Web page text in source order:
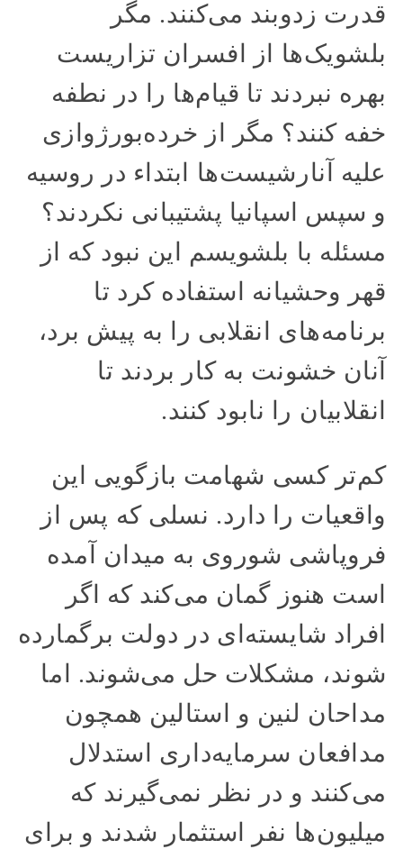
قدرت زدوبند می‌کنند. مگر
بلشویک‌ها از افسران تزاریست
بهره نبردند تا قیام‌ها را در نطفه
خفه کنند؟ مگر از خرده‌بورژوازی
علیه آنارشیست‌ها ابتداء در روسیه
و سپس اسپانیا پشتیبانی نکردند؟
مسئله با بلشویسم این نبود که از
قهر وحشیانه استفاده کرد تا
برنامه‌های انقلابی را به پیش برد،
آنان خشونت به کار بردند تا
انقلابیان را نابود کنند.
کم‌تر کسی شهامت بازگویی این
واقعیات را دارد. نسلی که پس از
فروپاشی شوروی به میدان آمده
است هنوز گمان می‌کند که اگر
افراد شایسته‌ای در دولت برگمارده
شوند، مشکلات حل می‌شوند. اما
مداحان لنین و استالین همچون
مدافعان سرمایه‌داری استدلال
می‌کنند و در نظر نمی‌گیرند که
میلیون‌ها نفر استثمار شدند و برای